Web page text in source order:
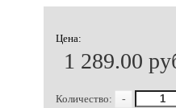
Цена:
1 289.00
Количество: -